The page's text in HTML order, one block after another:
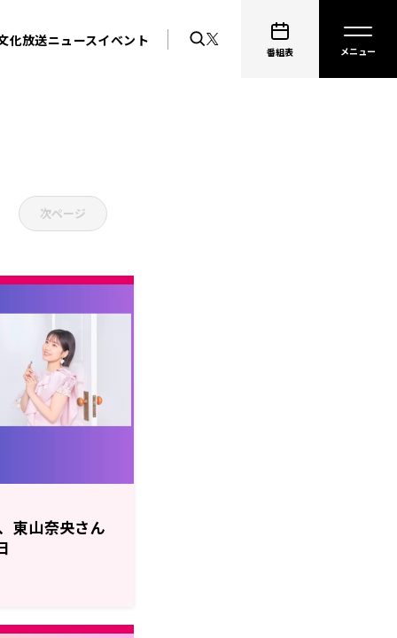
化放送ニュースイベント
番組表
次ページ
東山奈央さん